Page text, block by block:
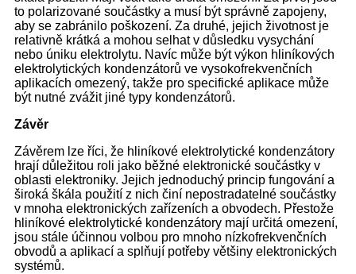
to polarizované součástky a musí být správně zapojeny,
aby se zabránilo poškození. Za druhé, jejich životnost je
relativně krátká a mohou selhat v důsledku vysychání
nebo úniku elektrolytu. Navíc může být výkon hliníkových
elektrolytických kondenzátorů ve vysokofrekvenčních
aplikacích omezený, takže pro specifické aplikace může
být nutné zvážit jiné typy kondenzátorů.
Závěr
Závěrem lze říci, že hliníkové elektrolytické kondenzátory
hrají důležitou roli jako běžné elektronické součástky v
oblasti elektroniky. Jejich jednoduchý princip fungování a
široká škála použití z nich činí nepostradatelné součástky
v mnoha elektronických zařízeních a obvodech. Přestože
hliníkové elektrolytické kondenzátory mají určitá omezení,
jsou stále účinnou volbou pro mnoho nízkofrekvenčních
obvodů a aplikací a splňují potřeby většiny elektronických
systémů.